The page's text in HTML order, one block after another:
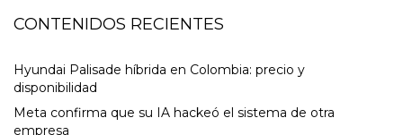
CONTENIDOS RECIENTES
Hyundai Palisade híbrida en Colombia: precio y
disponibilidad
Meta confirma que su IA hackeó el sistema de otra
empresa